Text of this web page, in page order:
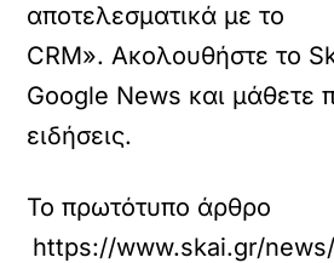
αποτελεσματικά με το
CRM». Ακολουθήστε το
Google News και μάθετε
ειδήσεις.
Το πρωτότυπο άρθρο
https://www.skai.gr/